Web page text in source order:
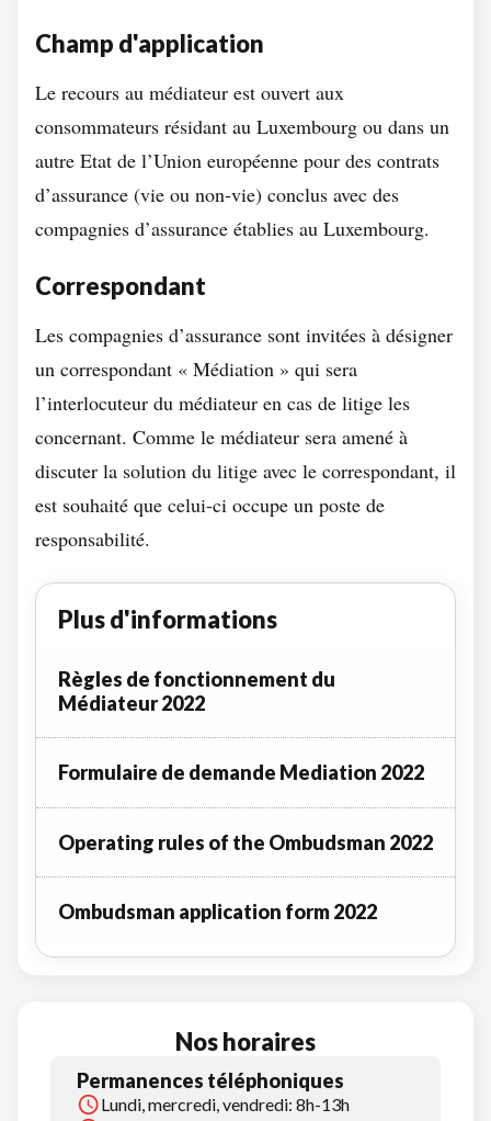
Champ d'application
Le recours au médiateur est ouvert aux
consommateurs résidant au Luxembourg ou dans un
autre Etat de l’Union européenne pour des contrats
d’assurance (vie ou non-vie) conclus avec des
compagnies d’assurance établies au Luxembourg.
Correspondant
Les compagnies d’assurance sont invitées à désigner
un correspondant « Médiation » qui sera
l’interlocuteur du médiateur en cas de litige les
concernant. Comme le médiateur sera amené à
discuter la solution du litige avec le correspondant, il
est souhaité que celui-ci occupe un poste de
responsabilité.
Plus d'informations
Règles de fonctionnement du
Médiateur 2022
Formulaire de demande Mediation 2022
Operating rules of the Ombudsman 2022
Ombudsman application form 2022
Nos horaires
Permanences téléphoniques
Lundi, mercredi, vendredi: 8h-13h